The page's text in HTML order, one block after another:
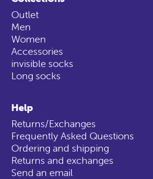
Outlet
Men
Women
Accessories
invisible socks
Long socks
Help
Returns/Exchanges
Frequently Asked Questions
Ordering and shipping
Returns and exchanges
Send an email